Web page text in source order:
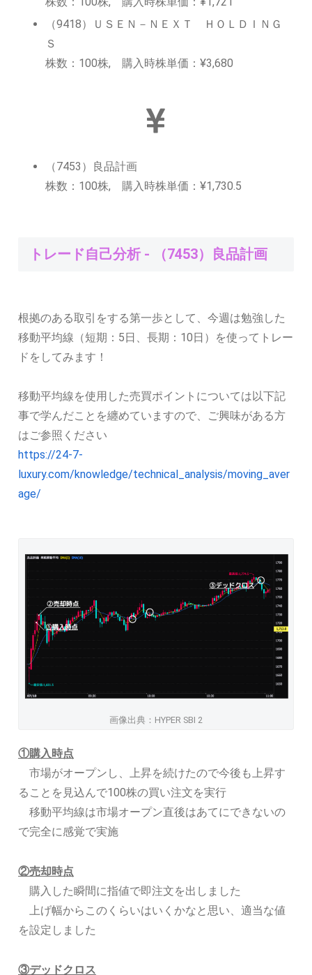
（9418）ＵＳＥＮ－ＮＥＸＴ ＨＯＬＤＩＮＧ
Ｓ
株数：100株, 購入時株単価：¥3,680
（7453）良品計画
株数：100株, 購入時株単価：¥1,730.5
トレード自己分析 - （7453）良品計画
根拠のある取引をする第一歩として、今週は勉強した
移動平均線（短期：5日、長期：10日）
を使ってトレー
ドをしてみます！
移動平均線を使用した売買ポイントについては以下記
事で学んだことを纏めていますので、ご興味がある方
はご参照ください
https://24-7-
luxury.com/knowledge/technical_analysis/moving_aver
age/
画像出典：HYPER SBI 2
①購入時点
市場がオープンし、上昇を続けたので今後も上昇す
ることを見込んで100株の買い注文を実行
移動平均線は市場オープン直後はあてにできないの
で完全に感覚で実施
②売却時点
購入した瞬間に指値で即注文を出しました
上げ幅からこのくらいはいくかなと思い、適当な値
を設定しました
③デッドクロス